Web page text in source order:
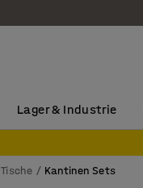
Lager & Industrie
Tische Kantinen Sets